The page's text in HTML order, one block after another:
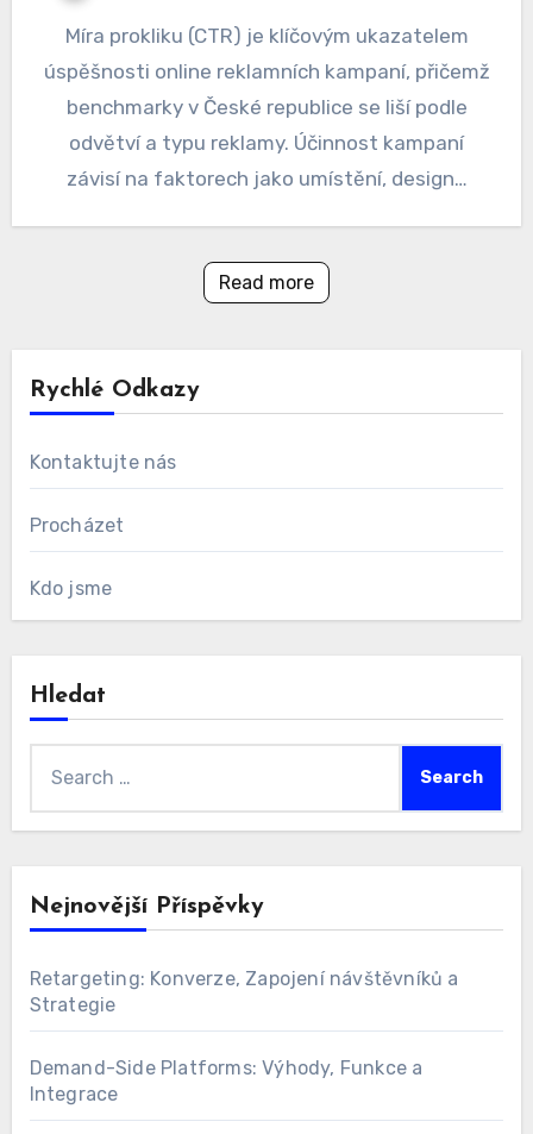
Míra prokliku (CTR) je klíčovým ukazatelem
úspěšnosti online reklamních kampaní, přičemž
benchmarky v České republice se liší podle
odvětví a typu reklamy. Účinnost kampaní
závisí na faktorech jako umístění, design…
Read more
Rychlé Odkazy
Kontaktujte nás
Procházet
Kdo jsme
Hledat
Nejnovější Příspěvky
Retargeting: Konverze, Zapojení návštěvníků a
Strategie
Demand-Side Platforms: Výhody, Funkce a
Integrace